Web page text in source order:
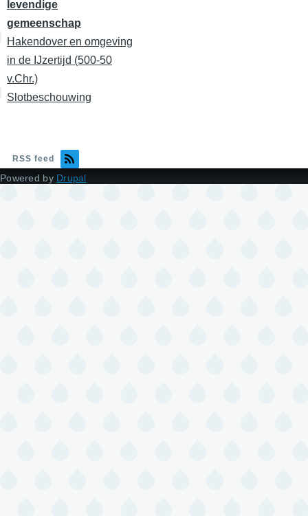
levendige
gemeenschap
Hakendover en omgeving
in de IJzertijd (500-50
v.Chr.)
Slotbeschouwing
RSS feed
Powered by Drupal